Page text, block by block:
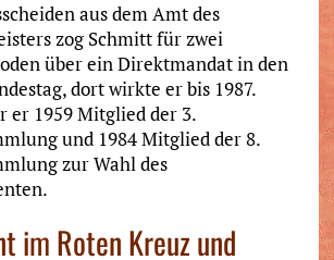
aus dem Amt des
zog Schmitt für zwei
über ein Direktmandat in den
dort wirkte er bis 1987.
er 1959 Mitglied der 3.
und 1984 Mitglied der 8.
zur Wahl des
im Roten Kreuz und